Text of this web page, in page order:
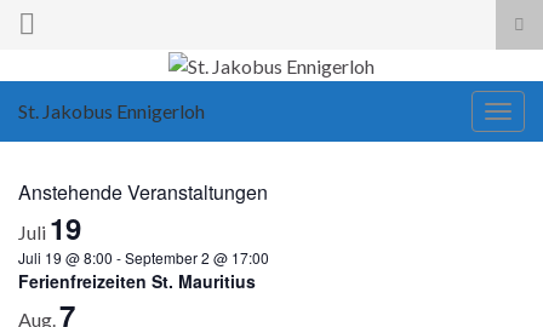
Search for:
St. Jakobus Ennigerloh
Anstehende Veranstaltungen
Juli 19
Juli 19 @ 8:00 -September 2 @ 17:00
Ferienfreizeiten St. Mauritius
Aug.7